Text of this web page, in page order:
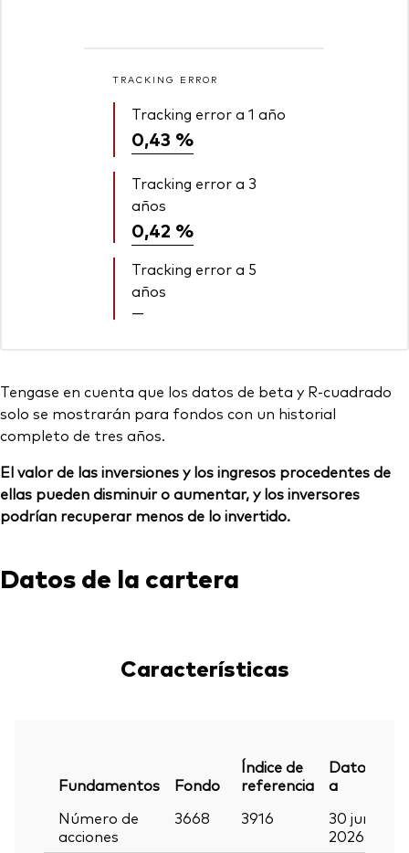
TRACKING ERROR
Tracking error a 1 año
0,43 %
Tracking error a 3
años
0,42 %
Tracking error a 5
años
—
Tengase en cuenta que los datos de beta y R-cuadrado
solo se mostrarán para fondos con un historial
completo de tres años.
El valor de las inversiones y los ingresos procedentes de
ellas pueden disminuir o aumentar, y los inversores
podrían recuperar menos de lo invertido.
Datos de la cartera
Características
Fundamentos Fondo
Índice de
referencia
Datos
a
Número de
acciones
3668 3916
30 jun
2026